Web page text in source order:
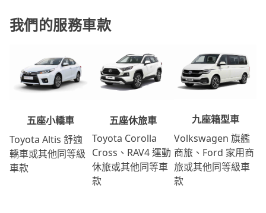
我們的服務車款
五座小轎車
Toyota Altis 舒適
轎車或其他同等級
車款
五座休旅車
Toyota Corolla
Cross、RAV4 運動
休旅或其他同等車
款
九座箱型車
Volkswagen 旗艦
商旅、Ford 家用商
旅或其他同等級車
款